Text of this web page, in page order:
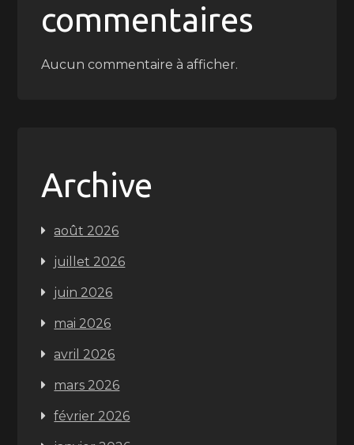
commentaires
Aucun commentaire à afficher.
Archive
août 2026
juillet 2026
juin 2026
mai 2026
avril 2026
mars 2026
février 2026